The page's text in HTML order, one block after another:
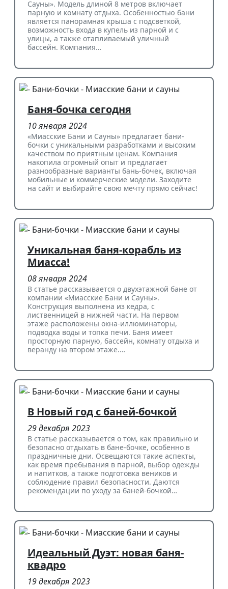
Сауны». Модель длиной 8 метров включает
парную и комнату отдыха. Особенностью бани
является панорамная крыша с подсветкой,
возможность входа в купель из парной и с
улицы, а также отапливаемый уличный
бассейн. Компания…
Баня-бочка сегодня
10 января 2024
«Миасские Бани и Сауны» предлагает бани-
бочки с уникальными разработками и высоким
качеством по приятным ценам. Компания
накопила огромный опыт и предлагает
разнообразные варианты бань-бочек, включая
мобильные и коммерческие модели. Заходите
на сайт и выбирайте свою мечту прямо сейчас!
Уникальная баня-корабль из
Миасса!
08 января 2024
В статье рассказывается о двухэтажной бане от
компании «Миасские Бани и Сауны».
Конструкция выполнена из кедра, с
лиственницей в нижней части. На первом
этаже расположены окна-иллюминаторы,
подводка воды и топка печи. Баня имеет
просторную парную, бассейн, комнату отдыха и
веранду на втором этаже.…
В Новый год с баней-бочкой
29 декабря 2023
В статье рассказывается о том, как правильно и
безопасно отдыхать в бане-бочке, особенно в
праздничные дни. Освещаются такие аспекты,
как время пребывания в парной, выбор одежды
и напитков, а также подготовка веников и
соблюдение правил безопасности. Даются
рекомендации по уходу за баней-бочкой…
Идеальный Дуэт: новая баня-
квадро
19 декабря 2023